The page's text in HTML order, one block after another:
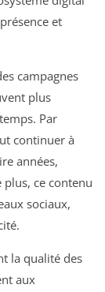
et
campagnes
plus
Par
continuer à
années,
ce contenu
sociaux,
la qualité des
aux